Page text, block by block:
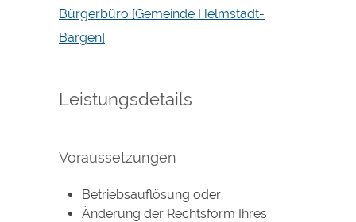
Bürgerbüro [Gemeinde Helmstadt-
Bargen]
Leistungsdetails
Voraussetzungen
Betriebsauflösung oder
Änderung der Rechtsform Ihres